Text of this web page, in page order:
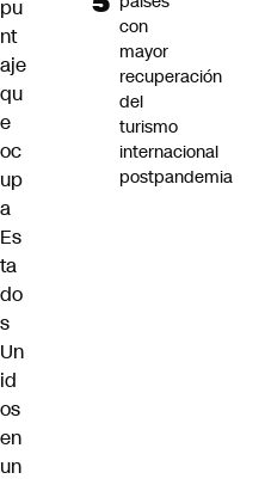
pu
nt
aje
qu
e
oc
up
a
Es
ta
do
s
Un
id
os
en
un
con
mayor
recuperación
del
turismo
internacional
postpandemia